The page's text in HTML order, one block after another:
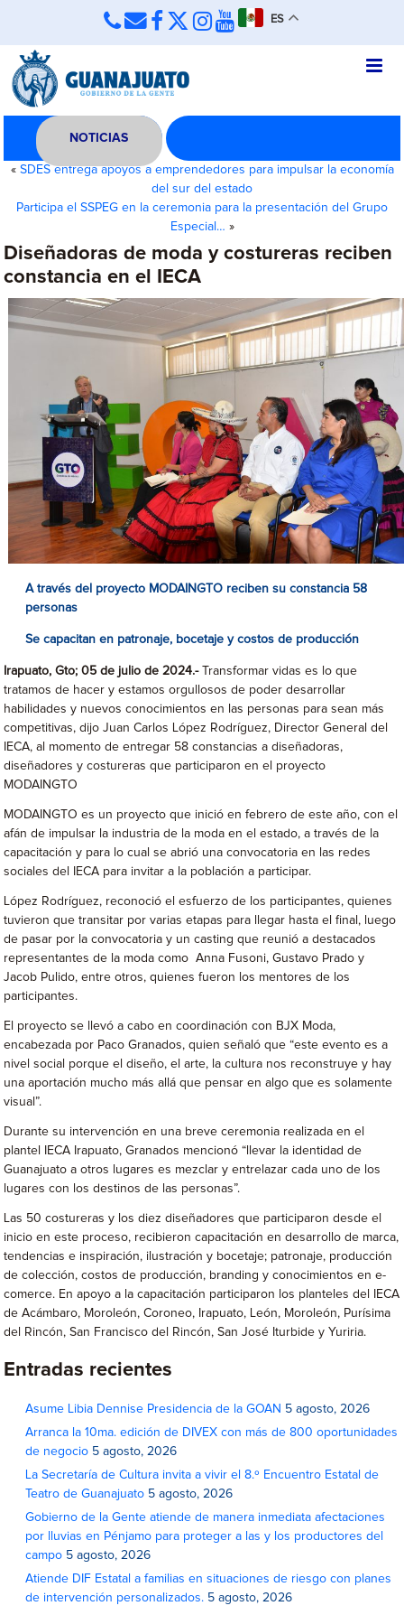
ES
NOTICIAS
« SDES entrega apoyos a emprendedores para impulsar la economía
del sur del estado
Participa el SSPEG en la ceremonia para la presentación del Grupo
Especial… »
Diseñadoras de moda y costureras reciben
constancia en el IECA
A través del proyecto MODAINGTO reciben su constancia 58
personas
Se capacitan en patronaje, bocetaje y costos de producción
Irapuato, Gto; 05 de julio de 2024.-
Transformar vidas es lo que
tratamos de hacer y estamos orgullosos de poder desarrollar
habilidades y nuevos conocimientos en las personas para sean más
competitivas, dijo Juan Carlos López Rodríguez, Director General del
IECA, al momento de entregar 58 constancias a diseñadoras,
diseñadores y costureras que participaron en el proyecto
MODAINGTO
MODAINGTO es un proyecto que inició en febrero de este año, con el
afán de impulsar la industria de la moda en el estado, a través de la
capacitación y para lo cual se abrió una convocatoria en las redes
sociales del IECA para invitar a la población a participar.
López Rodríguez, reconoció el esfuerzo de los participantes, quienes
tuvieron que transitar por varias etapas para llegar hasta el final, luego
de pasar por la convocatoria y un casting que reunió a destacados
representantes de la moda como Anna Fusoni, Gustavo Prado y
Jacob Pulido, entre otros, quienes fueron los mentores de los
participantes.
El proyecto se llevó a cabo en coordinación con BJX Moda,
encabezada por Paco Granados, quien señaló que “este evento es a
nivel social porque el diseño, el arte, la cultura nos reconstruye y hay
una aportación mucho más allá que pensar en algo que es solamente
visual”.
Durante su intervención en una breve ceremonia realizada en el
plantel IECA Irapuato, Granados mencionó “llevar la identidad de
Guanajuato a otros lugares es mezclar y entrelazar cada uno de los
lugares con los destinos de las personas”.
Las 50 costureras y los diez diseñadores que participaron desde el
inicio en este proceso, recibieron capacitación en desarrollo de marca,
tendencias e inspiración, ilustración y bocetaje; patronaje, producción
de colección, costos de producción, branding y conocimientos en e-
comerce. En apoyo a la capacitación participaron los planteles del IECA
de Acámbaro, Moroleón, Coroneo, Irapuato, León, Moroleón, Purísima
del Rincón, San Francisco del Rincón, San José Iturbide y Yuriria.
Entradas recientes
Asume Libia Dennise Presidencia de la GOAN 5 agosto, 2026
Arranca la 10ma. edición de DIVEX con más de 800 oportunidades
de negocio 5 agosto, 2026
La Secretaría de Cultura invita a vivir el 8.º Encuentro Estatal de
Teatro de Guanajuato 5 agosto, 2026
Gobierno de la Gente atiende de manera inmediata afectaciones
por lluvias en Pénjamo para proteger a las y los productores del
campo 5 agosto, 2026
Atiende DIF Estatal a familias en situaciones de riesgo con planes
de intervención personalizados. 5 agosto, 2026